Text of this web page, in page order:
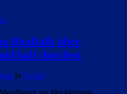
Realtalk über
kalt duschen
In Twitch
aus Mecklenburg-